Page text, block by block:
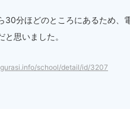
30分ほどのところにあるため、
と思いました。
school/detail/id/3207